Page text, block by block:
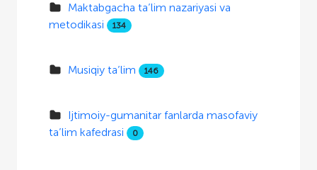
Maktabgacha ta’lim nazariyasi va
metodikasi
134
Musiqiy ta’lim 146
Ijtimoiy-gumanitar fanlarda masofaviy
ta’lim kafedrasi
0